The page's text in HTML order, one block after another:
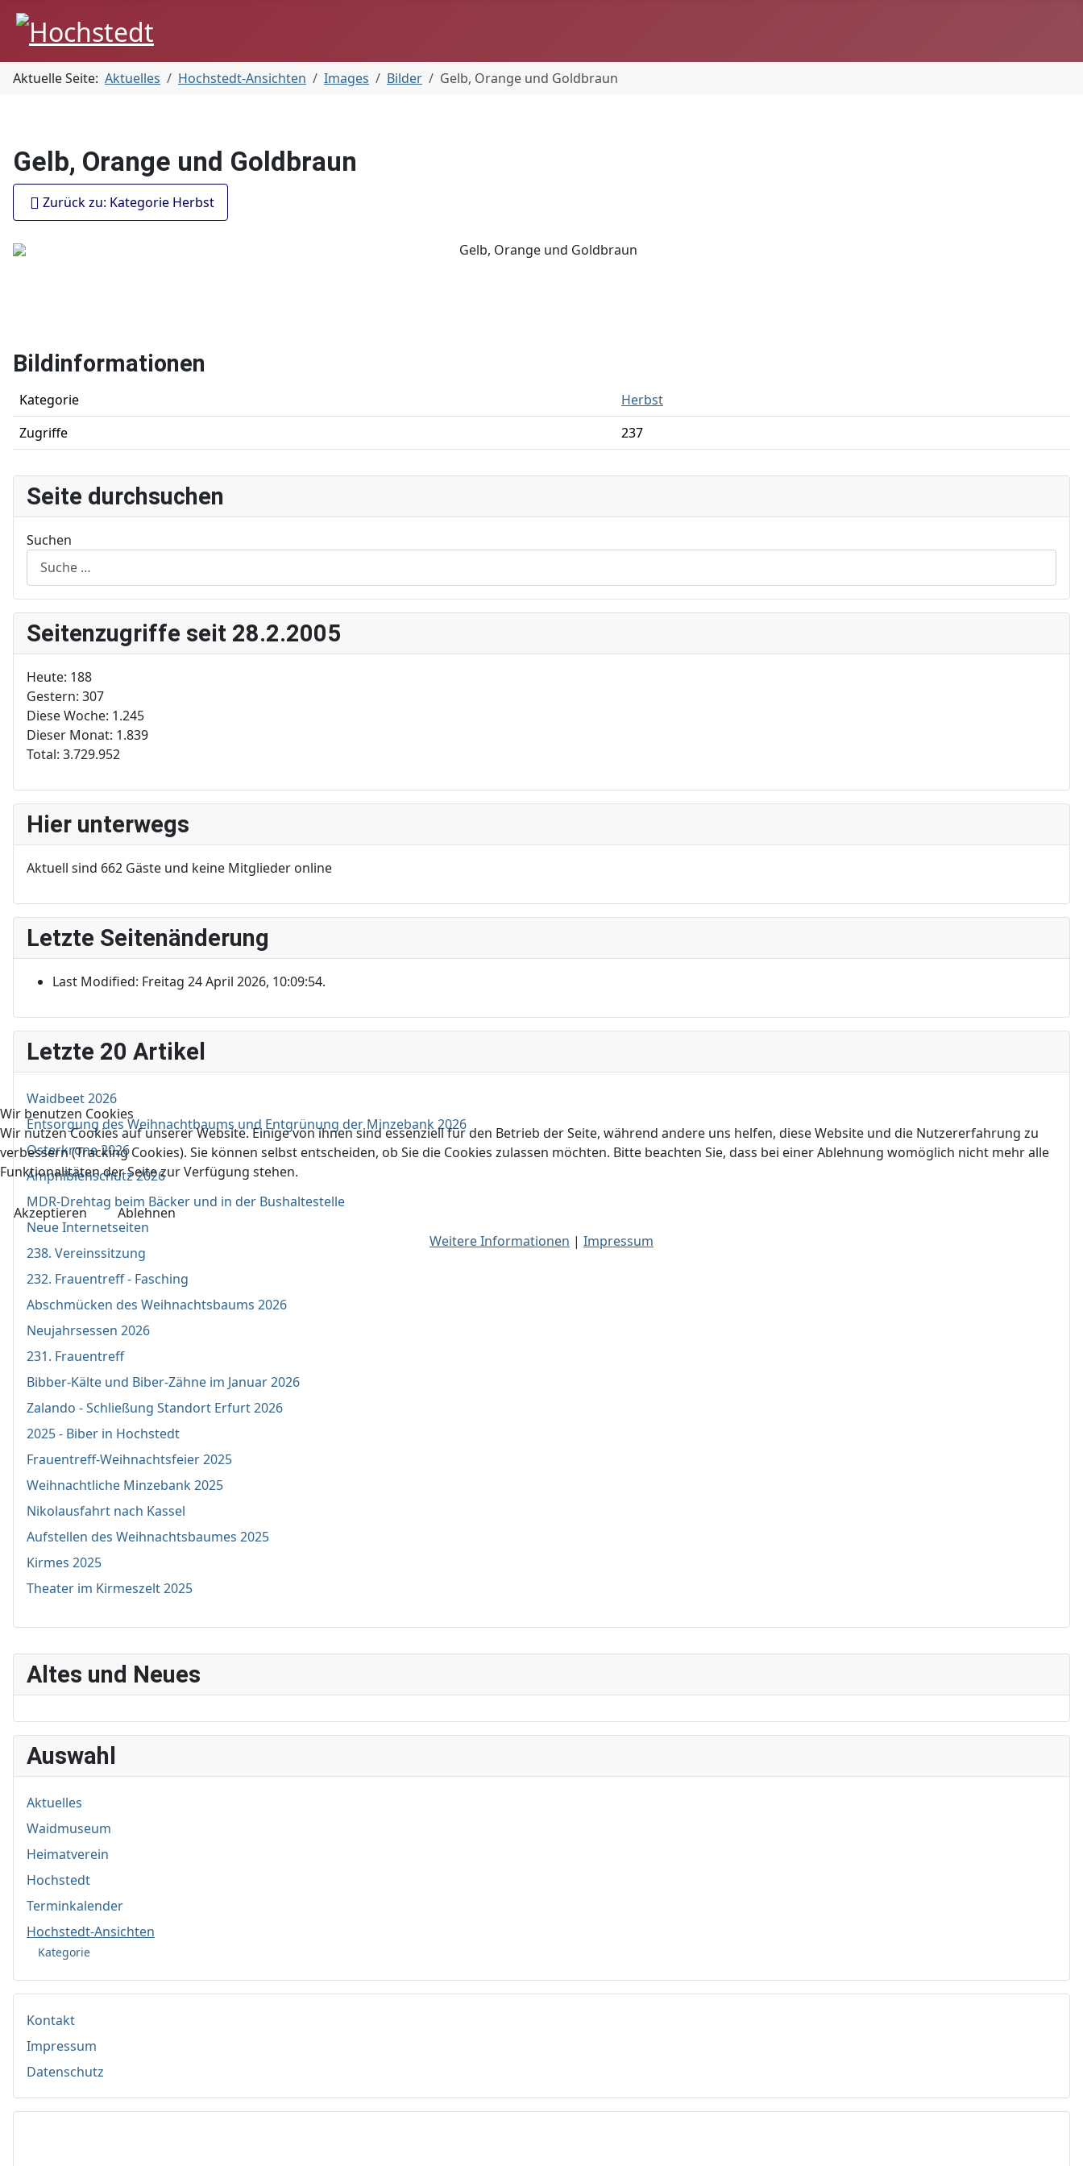
Aktuelle Seite: Aktuelles Hochstedt-Ansichten Images Bilder Gelb, Orange und Goldbraun
Altes und Neues
Auswahl
Aktuelles
Waidmuseum
Heimatverein
Hochstedt
Terminkalender
Hochstedt-Ansichten
Kategorie
Kontakt
Impressum
Datenschutz
Gelb, Orange und Goldbraun
Zurück zu: Kategorie Herbst
Bildinformationen
Kategorie
Herbst
Zugriffe
237
Seite durchsuchen
Suchen
Seitenzugriffe seit 28.2.2005
Heute: 188
Gestern: 307
Diese Woche: 1.245
Dieser Monat: 1.839
Total: 3.729.952
Hier unterwegs
Aktuell sind 662 Gäste und keine Mitglieder online
Letzte Seitenänderung
Last Modified: Freitag 24 April 2026, 10:09:54.
Letzte 20 Artikel
Waidbeet 2026
Entsorgung des Weihnachtbaums und Entgrünung der Minzebank 2026
Osterkrone 2026
Amphibienschutz 2026
MDR-Drehtag beim Bäcker und in der Bushaltestelle
Neue Internetseiten
238. Vereinssitzung
232. Frauentreff - Fasching
Abschmücken des Weihnachtsbaums 2026
Neujahrsessen 2026
231. Frauentreff
Bibber-Kälte und Biber-Zähne im Januar 2026
Zalando - Schließung Standort Erfurt 2026
2025 - Biber in Hochstedt
Frauentreff-Weihnachtsfeier 2025
Weihnachtliche Minzebank 2025
Nikolausfahrt nach Kassel
Aufstellen des Weihnachtsbaumes 2025
Kirmes 2025
Theater im Kirmeszelt 2025
Wir benutzen Cookies
Wir nutzen Cookies auf unserer Website. Einige von ihnen sind essenziell für den Betrieb der Seite, während andere uns helfen, diese Website und die Nutzererfahrung zu
verbessern (Tracking Cookies). Sie können selbst entscheiden, ob Sie die Cookies zulassen möchten. Bitte beachten Sie, dass bei einer Ablehnung womöglich nicht mehr alle
Funktionalitäten der Seite zur Verfügung stehen.
Akzeptieren
Ablehnen
Weitere Informationen | Impressum